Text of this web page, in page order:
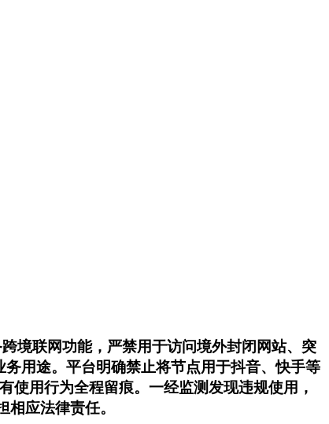
境联网功能，严禁用于访问境外封闭网站、突
用途。平台明确禁止将节点用于抖音、快手等
使用行为全程留痕。一经监测发现违规使用，
应法律责任。